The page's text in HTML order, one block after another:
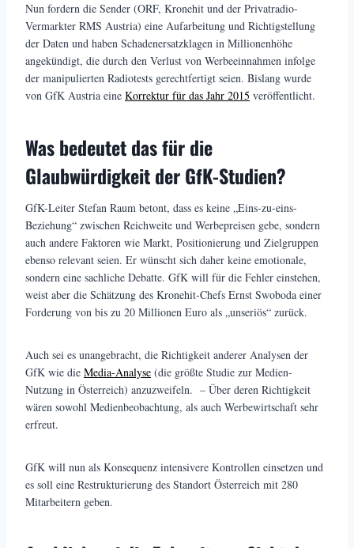
Nun fordern die Sender (ORF, Kronehit und der Privatradio-
Vermarkter RMS Austria) eine Aufarbeitung und Richtigstellung
der Daten und haben Schadenersatzklagen in Millionenhöhe
angekündigt, die durch den Verlust von Werbeeinnahmen infolge
der manipulierten Radiotests gerechtfertigt seien. Bislang wurde
von GfK Austria eine Korrektur für das Jahr 2015 veröffentlicht.
Was bedeutet das für die
Glaubwürdigkeit der GfK-Studien?
GfK-Leiter Stefan Raum betont, dass es keine „Eins-zu-eins-
Beziehung“ zwischen Reichweite und Werbepreisen gebe, sondern
auch andere Faktoren wie Markt, Positionierung und Zielgruppen
ebenso relevant seien. Er wünscht sich daher keine emotionale,
sondern eine sachliche Debatte. GfK will für die Fehler einstehen,
weist aber die Schätzung des Kronehit-Chefs Ernst Swoboda einer
Forderung von bis zu 20 Millionen Euro als „unseriös“ zurück.
Auch sei es unangebracht, die Richtigkeit anderer Analysen der
GfK wie die Media-Analyse (die größte Studie zur Medien-
Nutzung in Österreich) anzuzweifeln. – Über deren Richtigkeit
wären sowohl Medienbeobachtung, als auch Werbewirtschaft sehr
erfreut.
GfK will nun als Konsequenz intensivere Kontrollen einsetzen und
es soll eine Restrukturierung des Standort Österreich mit 280
Mitarbeitern geben.